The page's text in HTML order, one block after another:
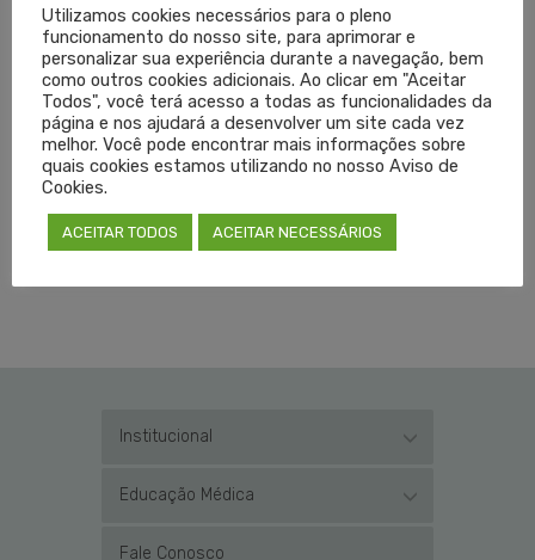
OXFORD ASTRAZENECA VACINA AMRIGS
VACINA COVID VACINA CREMERS VACINA MÉDICOS
VACINA MÉDICOS RS VACINA OXFORD
VACINA SIMERS VACINAÇÃO
LEIA MAIS
SEM COMENTÁRIOS
Institucional
Educação Médica
Fale Conosco
Utilizamos cookies necessários para o pleno
funcionamento do nosso site, para aprimorar e
personalizar sua experiência durante a navegação, bem
como outros cookies adicionais. Ao clicar em "Aceitar
Todos", você terá acesso a todas as funcionalidades da
página e nos ajudará a desenvolver um site cada vez
melhor. Você pode encontrar mais informações sobre
quais cookies estamos utilizando no nosso Aviso de
Cookies.
ACEITAR TODOS ACEITAR NECESSÁRIOS